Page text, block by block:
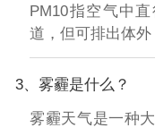
PM10指空气中
道，但可排出体外
3、雾霾是什么？
雾霾天气是一种